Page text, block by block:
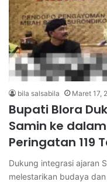
bila salsabila Maret 17,
Bupati Blora
Samin ke
Peringatan 119
Dukung integrasi ajaran
melestarikan budaya